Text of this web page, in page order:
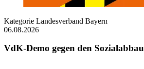
Kategorie Landesverband Bayern
06.08.2026
VdK-Demo gegen den Sozialabbau